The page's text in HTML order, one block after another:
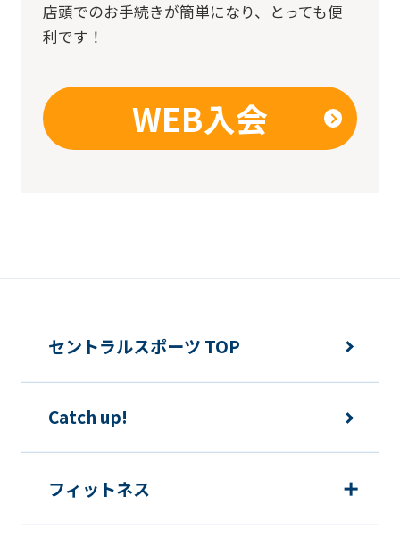
店頭でのお手続きが簡単になり、とっても便
利です！
WEB入会
セントラルスポーツ TOP
Catch up!
フィットネス